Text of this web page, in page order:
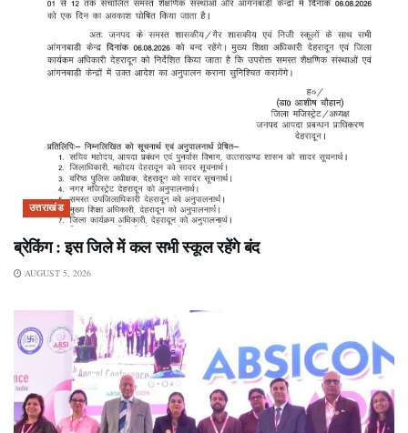
उत्तराखंड
ब्रेकिंग : इस जिले में कल सभी स्कूल रहेंगे बंद
AUGUST 5, 2026